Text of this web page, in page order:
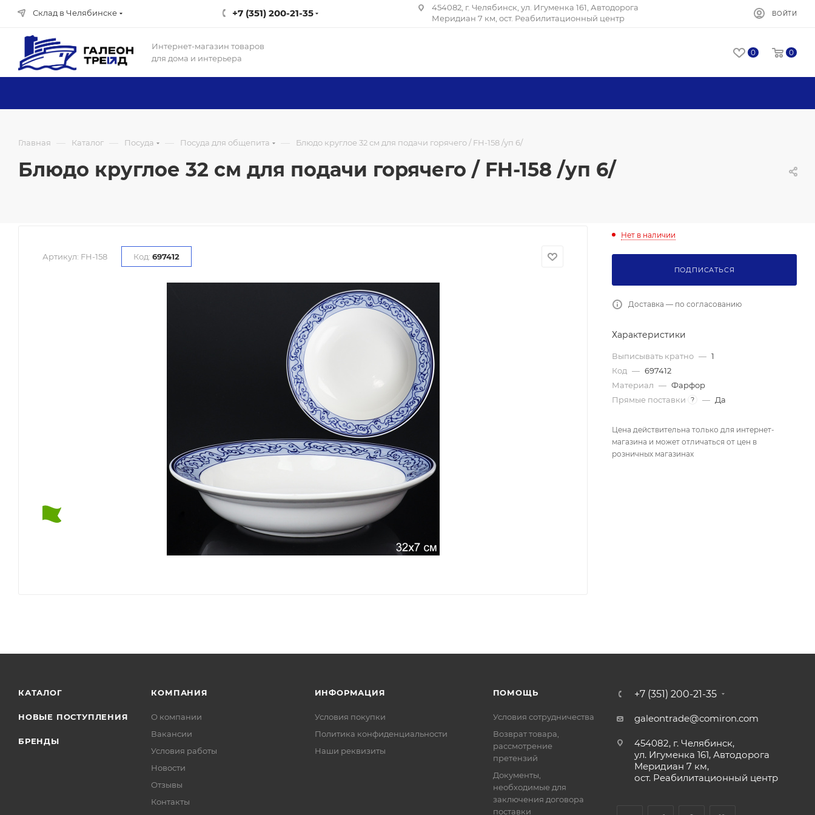
Склад в Челябинске +7 (351) 200-21-35
454082, г. Челябинск, ул. Игуменка 161, Автодорога
Меридиан 7 км, ост. Реабилитационный центр
ВОЙТИ
Интернет-магазин товаров
для дома и интерьера
0 0
Главная — Каталог — Посуда — Посуда для общепита — Блюдо круглое 32 см для подачи горячего / FH-158 /уп 6/
Блюдо круглое 32 см для подачи горячего / FH-158 /уп 6/
Артикул: FH-158 Код: 697412
Нет в наличии
ПОДПИСАТЬСЯ
Доставка — по согласованию
Характеристики
Выписывать кратно — 1
Код — 697412
Материал — Фарфор
Прямые поставки
? — Да
Цена действительна только для интернет-
магазина и может отличаться от цен в
розничных магазинах
КАТАЛОГ
НОВЫЕ ПОСТУПЛЕНИЯ
БРЕНДЫ
КОМПАНИЯ
О компании
Вакансии
Условия работы
Новости
Отзывы
Контакты
ИНФОРМАЦИЯ
Условия покупки
Политика конфиденциальности
Наши реквизиты
ПОМОЩЬ
Условия сотрудничества
Возврат товара,
рассмотрение
претензий
Документы,
необходимые для
заключения договора
поставки
+7 (351) 200-21-35
galeontrade@comiron.com
454082, г. Челябинск,
ул. Игуменка 161, Автодорога
Меридиан 7 км,
ост. Реабилитационный центр